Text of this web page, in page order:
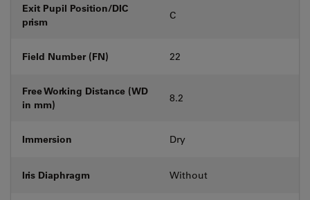
Exit Pupil Position/DIC
prism
C
Field Number (FN) 22
Free Working Distance (WD
in mm)
8.2
Immersion Dry
Iris Diaphragm Without